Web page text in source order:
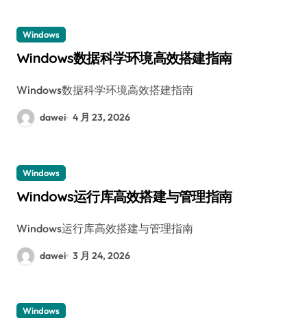
Windows
Windows数据科学环境高效搭建指南
Windows数据科学环境高效搭建指南
dawei 4 月 23, 2026
Windows
Windows运行库高效搭建与管理指南
Windows运行库高效搭建与管理指南
dawei 3 月 24, 2026
Windows